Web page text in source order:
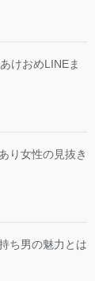
けおめLINEま
り女性の見抜き
ち男の魅力とは